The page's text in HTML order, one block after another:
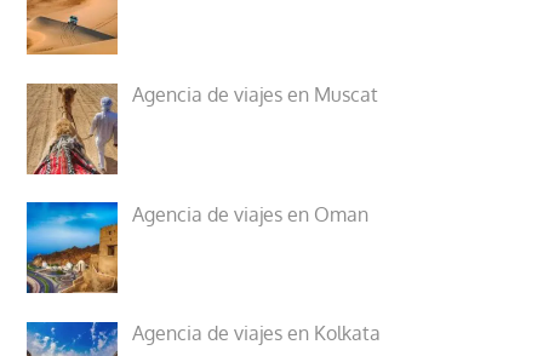
Agencia de viajes en Muscat
Agencia de viajes en Oman
Agencia de viajes en Kolkata